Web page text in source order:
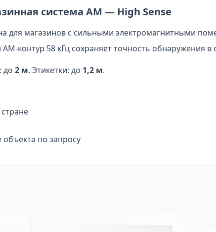
система AM — High Sense
для магазинов с сильными электромагнитными
контур 58 кГц сохраняет точность обнаружения в
до 2 м. Этикетки: до 1,2 м.
по запросу